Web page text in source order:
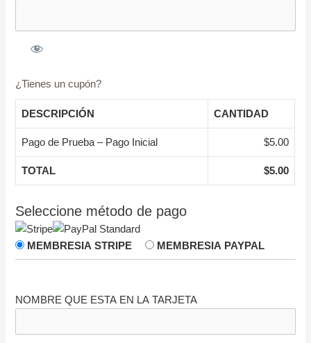
¿Tienes un cupón?
DESCRIPCIÓN CANTIDAD
Pago de Prueba – Pago Inicial $5.00
TOTAL $5.00
Seleccione método de pago
MEMBRESIA STRIPE MEMBRESIA PAYPAL
NOMBRE QUE ESTA EN LA TARJETA